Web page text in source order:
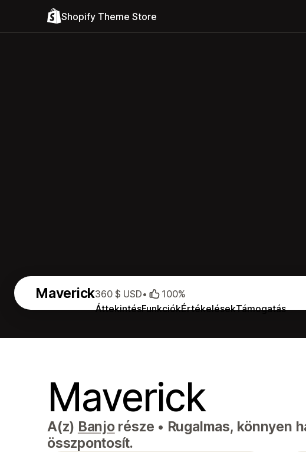
Shopify Theme Store
Maverick
ÁttekintésFunkciókÉrtékelésekTámogatás
360 $ USD• 100%
Maverick
A(z) Banjorésze • Rugalmas, könnyen
összpontosít.